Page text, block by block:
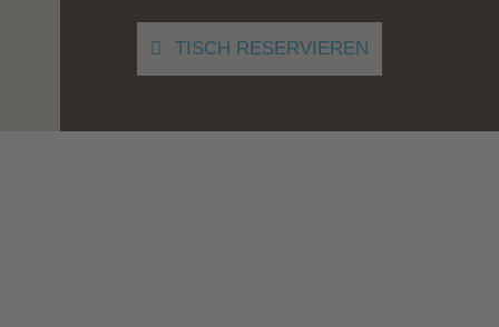
TISCH RESERVIEREN